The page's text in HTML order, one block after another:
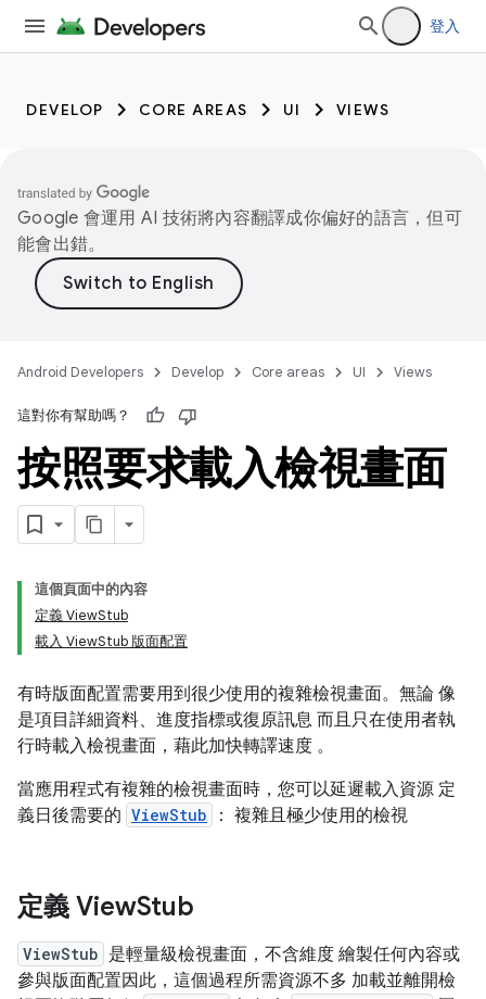
登入
DEVELOP CORE AREAS UI VIEWS
Google 會運用 AI 技術將內容翻譯成你偏好的語言，但可
能會出錯。
Android Developers Develop Core areas UI Views
這對你有幫助嗎？
按照要求載入檢視畫面
這個頁面中的內容
定義 ViewStub
載入 ViewStub 版面配置
有時版面配置需要用到很少使用的複雜檢視畫面。無論 像
是項目詳細資料、進度指標或復原訊息 而且只在使用者執
行時載入檢視畫面，藉此加快轉譯速度 。
當應用程式有複雜的檢視畫面時，您可以延遲載入資源 定
義日後需要的 ViewStub ： 複雜且極少使用的檢視
定義 ViewStub
ViewStub 是輕量級檢視畫面，不含維度 繪製任何內容或
參與版面配置因此，這個過程所需資源不多 加載並離開檢